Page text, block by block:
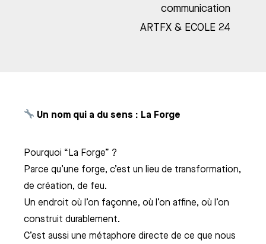
communication
ARTFX & ECOLE 24
Un nom qui a du sens : La Forge
Pourquoi “La Forge” ?
Parce qu’une forge, c’est un lieu de transformation,
de création, de feu.
Un endroit où l’on façonne, où l’on affine, où l’on
construit durablement.
C’est aussi une métaphore directe de ce que nous